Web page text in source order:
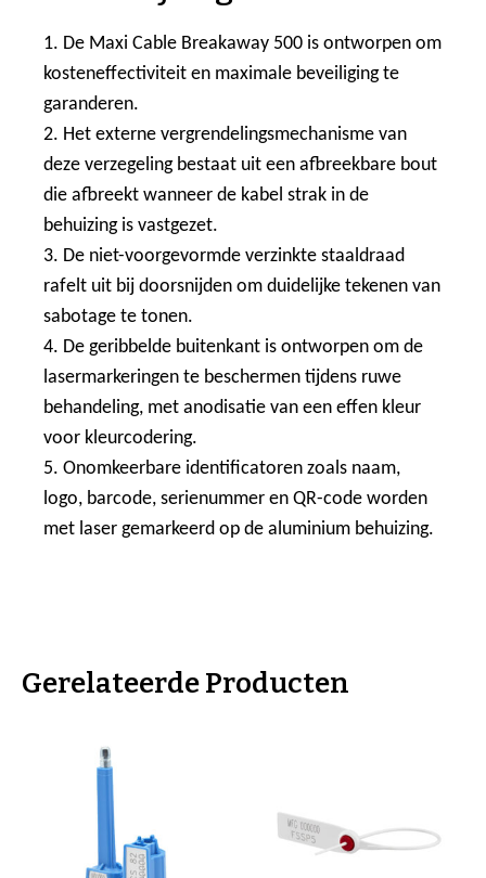
1. De Maxi Cable Breakaway 500 is ontworpen om
kosteneffectiviteit en maximale beveiliging te
garanderen.
2. Het externe vergrendelingsmechanisme van
deze verzegeling bestaat uit een afbreekbare bout
die afbreekt wanneer de kabel strak in de
behuizing is vastgezet.
3. De niet-voorgevormde verzinkte staaldraad
rafelt uit bij doorsnijden om duidelijke tekenen van
sabotage te tonen.
4. De geribbelde buitenkant is ontworpen om de
lasermarkeringen te beschermen tijdens ruwe
behandeling, met anodisatie van een effen kleur
voor kleurcodering.
5. Onomkeerbare identificatoren zoals naam,
logo, barcode, serienummer en QR-code worden
met laser gemarkeerd op de aluminium behuizing.
Gerelateerde Producten